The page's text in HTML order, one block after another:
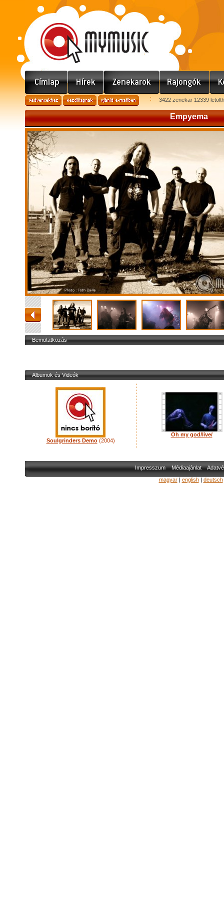
3422 zenekar 12339
Empyema
Bemutatkozás
Albumok és Videók
Soulgrinders Demo(2004)
Oh my god/live/
Impresszum Médiaajánlat
magyar| english| deutsch